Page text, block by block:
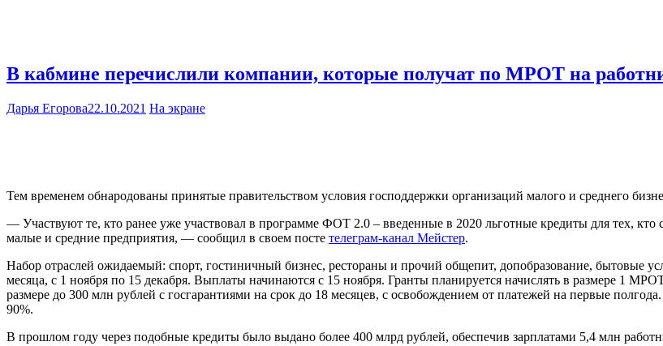
В кабмине перечислили компании, которые получат по МРОТ на
Дарья Егорова22.10.2021 На экране
Тем временем обнародованы принятые правительством условия господдержки организаций малого и среднего
— Участвуют те, кто ранее уже участвовал в программе ФОТ 2.0 – введенные в 2020 льготные кредиты для тех, кто
малые и средние предприятия, — сообщил в своем посте телеграм-канал Мейстер.
Набор отраслей ожидаемый: спорт, гостиничный бизнес, рестораны и прочий общепит, допобразование, бытовые
месяца, с 1 ноября по 15 декабря. Выплаты начинаются с 15 ноября. Гранты планируется начислять в размере 1
размере до 300 млн рублей с госгарантиями на срок до 18 месяцев, с освобождением от платежей на первые
90%.
В прошлом году через подобные кредиты было выдано более 400 млрд рублей, обеспечив зарплатами 5,4 млн